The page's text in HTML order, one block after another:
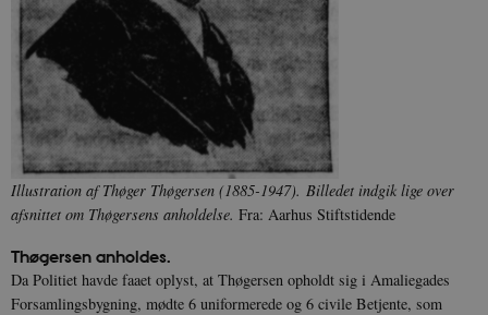
Illustration af Thøger Thøgersen (1885-1947). Billedet indgik lige over
afsnittet om Thøgersens anholdelse. Fra: Aarhus Stiftstidende
Thøgersen anholdes.
Da Politiet havde faaet oplyst, at Thøgersen opholdt sig i Amaliegades
Forsamlingsbygning, mødte 6 uniformerede og 6 civile Betjente, som